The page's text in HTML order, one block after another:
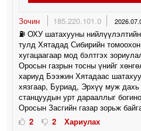
Зочин 185.220.101.0
⛽️ ОХУ шатахууны
тулд Хятадад Сибирийн
хугацаагаар мод бэлтгэх
Оросын газрын тосны үнийг
хариуд Бээжин Хятадаас
хязгаар, Буриад, Эрхүү муж дахь
станцуудын урт дарааллыг
Оросын Засгийн газар зорьж
2
2
Хариулах